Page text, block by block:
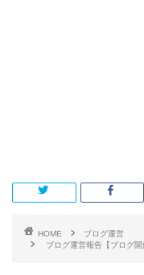
HOME
ブログ運営
ブログ運営報告【ブログ